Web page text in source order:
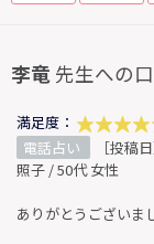
李竜 先生への
満足度：
電話占い
［投稿
照子 / 50代 女性
ありがとうございま